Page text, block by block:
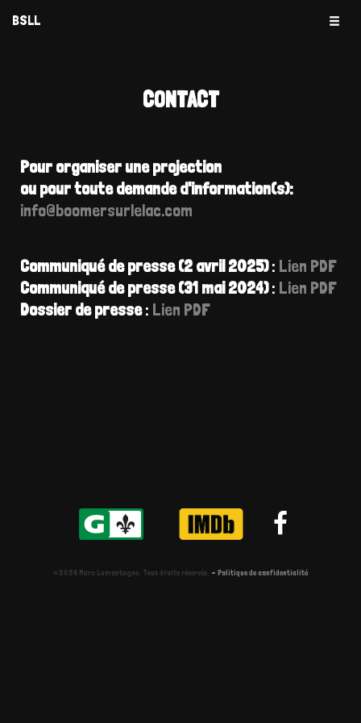
BSLL
CONTACT
Pour organiser une projection
ou pour toute demande d'information(s):
info@boomersurlelac.com
Communiqué de presse (2 avril 2025): Lien PDF
Communiqué de presse (31 mai 2024): Lien PDF
Dossier de presse: Lien PDF
©2024 Marc Lamontagne. Tous droits réservés. - Politique de confidentialité